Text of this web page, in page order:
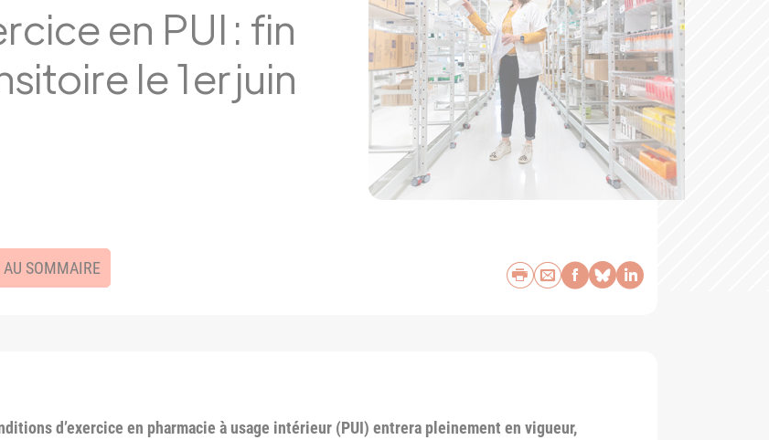
en PUI : fin
le 1er juin
AU SOMMAIRE Imprimer
Envoyer par e-mail
Partager sur
Partager sur
Partager sur
d’exercice en pharmacie à usage intérieur (PUI) entrera pleinement en vigueur,